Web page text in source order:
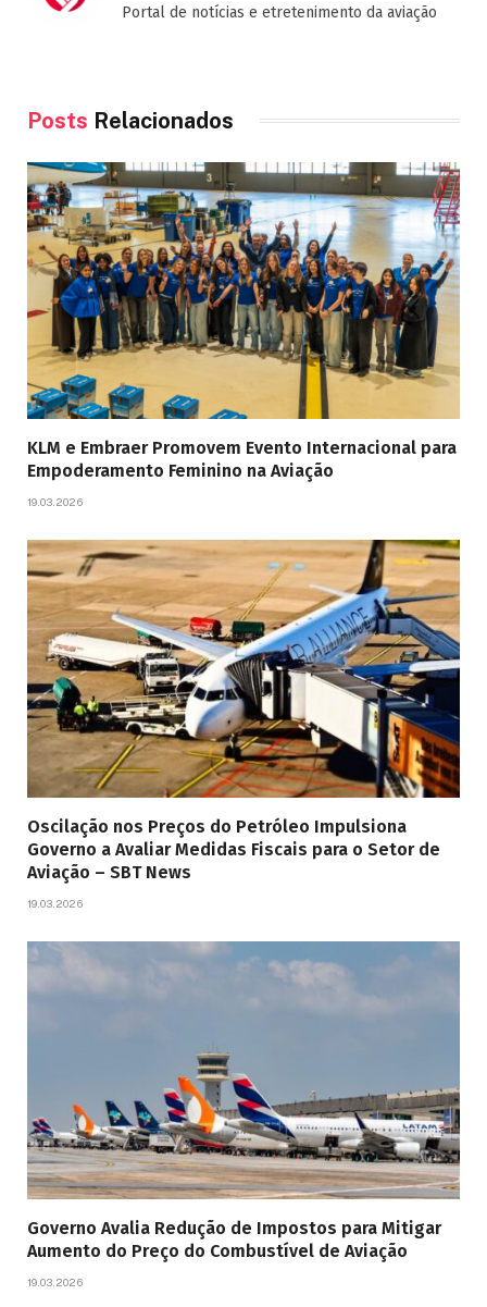
Portal de notícias e etretenimento da aviação
Posts Relacionados
KLM e Embraer Promovem Evento Internacional para
Empoderamento Feminino na Aviação
19.03.2026
Oscilação nos Preços do Petróleo Impulsiona
Governo a Avaliar Medidas Fiscais para o Setor de
Aviação – SBT News
19.03.2026
Governo Avalia Redução de Impostos para Mitigar
Aumento do Preço do Combustível de Aviação
19.03.2026